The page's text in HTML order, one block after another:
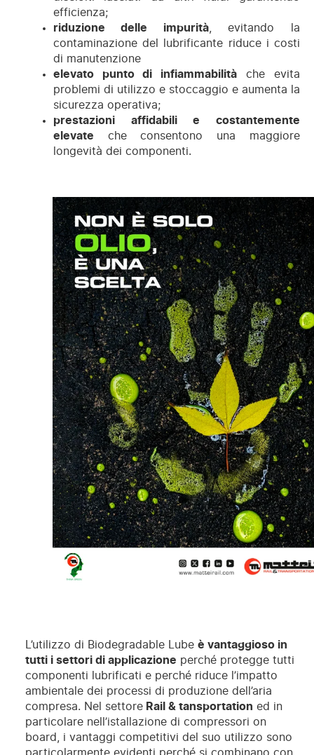
efficienza;
riduzione delle impurità, evitando la
contaminazione del lubrificante riduce i costi
di manutenzione
elevato punto di infiammabilità che evita
problemi di utilizzo e stoccaggio e aumenta la
sicurezza operativa;
prestazioni affidabili e costantemente
elevate che consentono una maggiore
longevità dei componenti.
L’utilizzo di Biodegradable Lube è vantaggioso in
tutti i settori di applicazione perché protegge tutti
componenti lubrificati e perché riduce l’impatto
ambientale dei processi di produzione dell’aria
compresa. Nel settoreRail & tansportation ed in
particolare nell’istallazione di compressori on
board, i vantaggi competitivi del suo utilizzo sono